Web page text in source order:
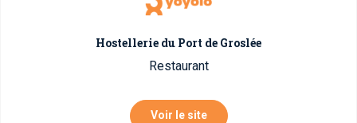
Hostellerie du Port de Groslée
Restaurant
Voir le site